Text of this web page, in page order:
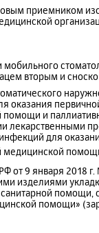
приемником
вторым и
оказания
и
лекарственными
для
от 9 января 2018
изделиями
помощи»